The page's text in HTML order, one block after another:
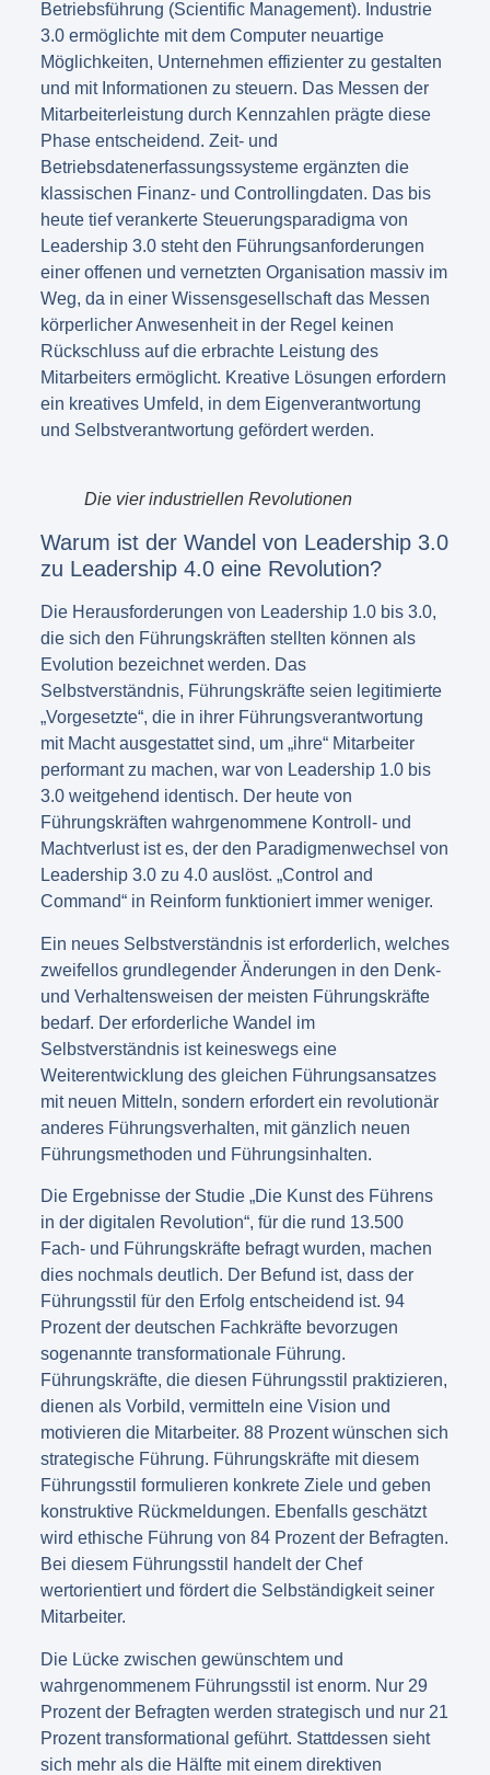
Betriebsführung (Scientific Management). Industrie
3.0 ermöglichte mit dem Computer neuartige
Möglichkeiten, Unternehmen effizienter zu gestalten
und mit Informationen zu steuern. Das Messen der
Mitarbeiterleistung durch Kennzahlen prägte diese
Phase entscheidend. Zeit- und
Betriebsdatenerfassungssysteme ergänzten die
klassischen Finanz- und Controllingdaten. Das bis
heute tief verankerte Steuerungsparadigma von
Leadership 3.0 steht den Führungsanforderungen
einer offenen und vernetzten Organisation massiv im
Weg, da in einer Wissensgesellschaft das Messen
körperlicher Anwesenheit in der Regel keinen
Rückschluss auf die erbrachte Leistung des
Mitarbeiters ermöglicht. Kreative Lösungen erfordern
ein kreatives Umfeld, in dem Eigenverantwortung
und Selbstverantwortung gefördert werden.
Die vier industriellen Revolutionen
Warum ist der Wandel von Leadership 3.0
zu Leadership 4.0 eine Revolution?
Die Herausforderungen von Leadership 1.0 bis 3.0,
die sich den Führungskräften stellten können als
Evolution bezeichnet werden. Das
Selbstverständnis, Führungskräfte seien legitimierte
„Vorgesetzte“, die in ihrer Führungsverantwortung
mit Macht ausgestattet sind, um „ihre“ Mitarbeiter
performant zu machen, war von Leadership 1.0 bis
3.0 weitgehend identisch. Der heute von
Führungskräften wahrgenommene Kontroll- und
Machtverlust ist es, der den Paradigmenwechsel von
Leadership 3.0 zu 4.0 auslöst. „Control and
Command“ in Reinform funktioniert immer weniger.
Ein neues Selbstverständnis ist erforderlich, welches
zweifellos grundlegender Änderungen in den Denk-
und Verhaltensweisen der meisten Führungskräfte
bedarf. Der erforderliche Wandel im
Selbstverständnis ist keineswegs eine
Weiterentwicklung des gleichen Führungsansatzes
mit neuen Mitteln, sondern erfordert ein revolutionär
anderes Führungsverhalten, mit gänzlich neuen
Führungsmethoden und Führungsinhalten.
Die Ergebnisse der Studie „Die Kunst des Führens
in der digitalen Revolution“, für die rund 13.500
Fach- und Führungskräfte befragt wurden, machen
dies nochmals deutlich. Der Befund ist, dass der
Führungsstil für den Erfolg entscheidend ist. 94
Prozent der deutschen Fachkräfte bevorzugen
sogenannte transformationale Führung.
Führungskräfte, die diesen Führungsstil praktizieren,
dienen als Vorbild, vermitteln eine Vision und
motivieren die Mitarbeiter. 88 Prozent wünschen sich
strategische Führung. Führungskräfte mit diesem
Führungsstil formulieren konkrete Ziele und geben
konstruktive Rückmeldungen. Ebenfalls geschätzt
wird ethische Führung von 84 Prozent der Befragten.
Bei diesem Führungsstil handelt der Chef
wertorientiert und fördert die Selbständigkeit seiner
Mitarbeiter.
Die Lücke zwischen gewünschtem und
wahrgenommenem Führungsstil ist enorm. Nur 29
Prozent der Befragten werden strategisch und nur 21
Prozent transformational geführt. Stattdessen sieht
sich mehr als die Hälfte mit einem direktiven